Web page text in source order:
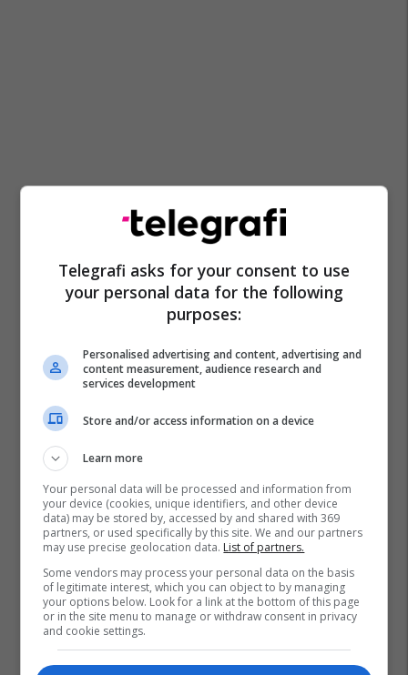
Telegrafi asks for your consent to use
your personal data for the following
purposes:
Personalised advertising and content, advertising and
content measurement, audience research and
services development
Store and/or access information on a device
Learn more
Your personal data will be processed and information from
your device (cookies, unique identifiers, and other device
data) may be stored by, accessed by and shared with 369
partners, or used specifically by this site. We and our partners
may use precise geolocation data. List of partners.
Some vendors may process your personal data on the basis
of legitimate interest, which you can object to by managing
your options below. Look for a link at the bottom of this page
or in the site menu to manage or withdraw consent in privacy
and cookie settings.